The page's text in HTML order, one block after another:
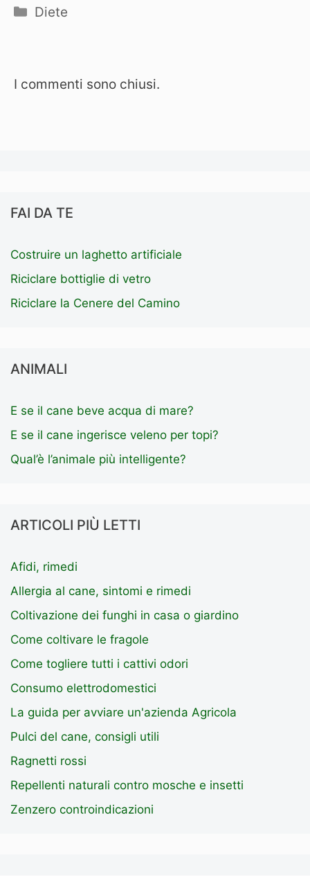
Categorie
Diete
I commenti sono chiusi.
FAI DA TE
Costruire un laghetto artificiale
Riciclare bottiglie di vetro
Riciclare la Cenere del Camino
ANIMALI
E se il cane beve acqua di mare?
E se il cane ingerisce veleno per topi?
Qual’è l’animale più intelligente?
ARTICOLI PIÙ LETTI
Afidi, rimedi
Allergia al cane, sintomi e rimedi
Coltivazione dei funghi in casa o giardino
Come coltivare le fragole
Come togliere tutti i cattivi odori
Consumo elettrodomestici
La guida per avviare un'azienda Agricola
Pulci del cane, consigli utili
Ragnetti rossi
Repellenti naturali contro mosche e insetti
Zenzero controindicazioni